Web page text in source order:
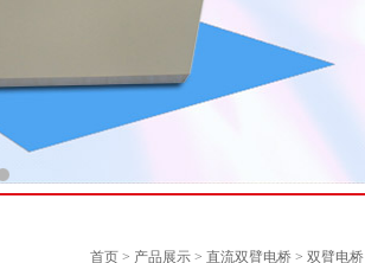
首页 > 产品展示 > 直流双臂电桥 > 双臂电桥